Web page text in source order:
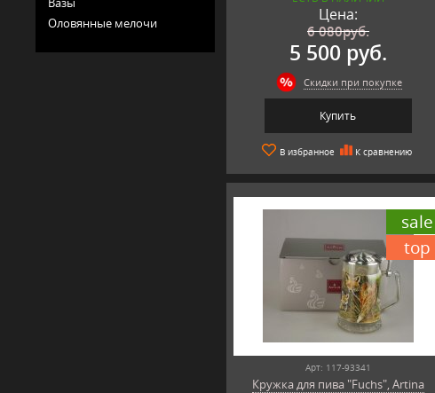
Оловянные мелочи
Цена:
6 080руб.
5 500 руб.
Скидки при покупке
Купить
В избранное К сравнению
sale
top
Арт: 117-93341
Кружка для пива "Fuchs", Artina